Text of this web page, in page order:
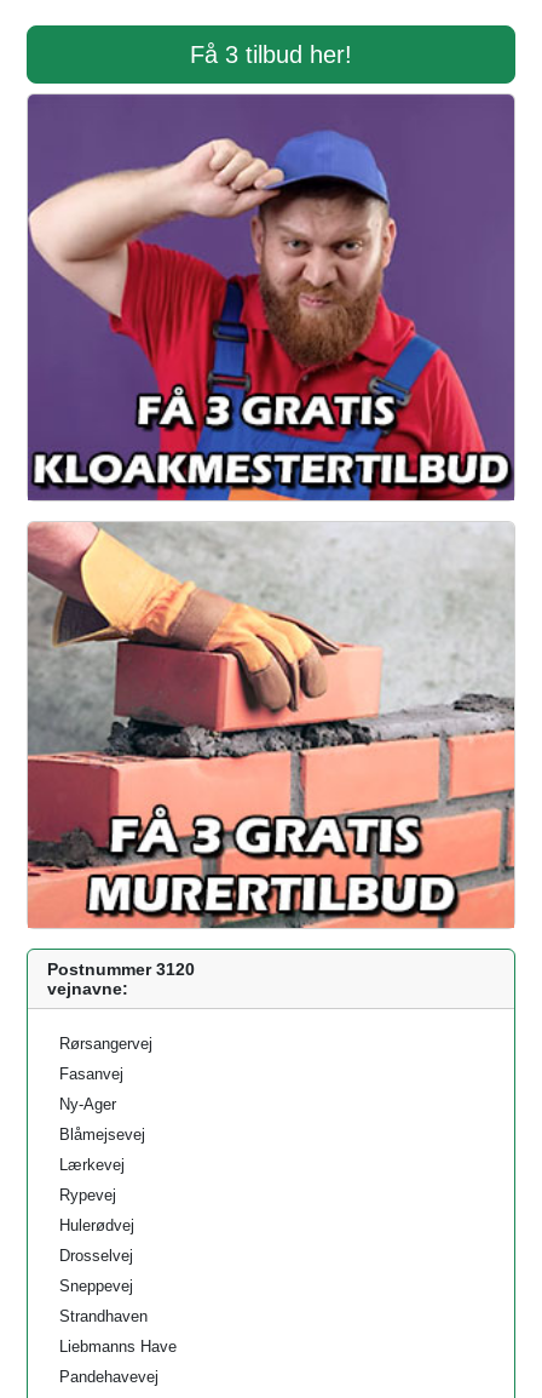
Få 3 tilbud her!
Postnummer 3120
vejnavne:
Rørsangervej
Fasanvej
Ny-Ager
Blåmejsevej
Lærkevej
Rypevej
Hulerødvej
Drosselvej
Sneppevej
Strandhaven
Liebmanns Have
Pandehavevej